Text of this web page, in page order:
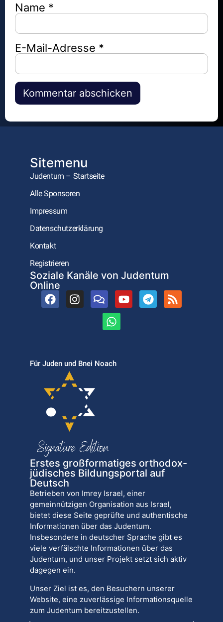
Name *
E-Mail-Adresse *
Alternative:
Sitemenu
Judentum – Startseite
Alle Sponsoren
Impressum
Datenschutzerklärung
Kontakt
Registrieren
Soziale Kanäle von Judentum
Online
Für Juden und Bnei Noach
Erstes großformatiges orthodox-
jüdisches Bildungsportal auf
Deutsch
Betrieben von Imrey Israel, einer
gemeinnützigen Organisation aus Israel,
bietet diese Seite geprüfte und authentische
Informationen über das Judentum.
Insbesondere in deutscher Sprache gibt es
viele verfälschte Informationen über das
Judentum, und unser Projekt setzt sich aktiv
dagegen ein.
Unser Ziel ist es, den Besuchern unserer
Website, eine zuverlässige Informationsquelle
zum Judentum bereitzustellen.